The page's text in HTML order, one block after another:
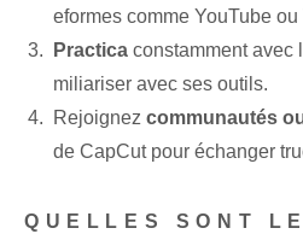
eformes comme YouTube ou
Practica constamment avec
miliariser avec‍ ses outils.
Rejoignez communautés
de ⁤CapCut pour échanger
QUELLES SONT